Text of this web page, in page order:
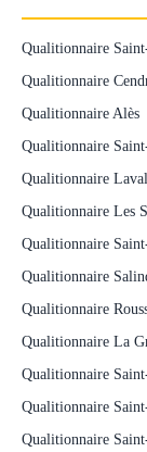
Qualitionnaire
Qualitionnaire
Qualitionnaire Alès
Qualitionnaire
Qualitionnaire
Qualitionnaire Les
Qualitionnaire
Qualitionnaire
Qualitionnaire
Qualitionnaire La
Qualitionnaire
Qualitionnaire
Qualitionnaire